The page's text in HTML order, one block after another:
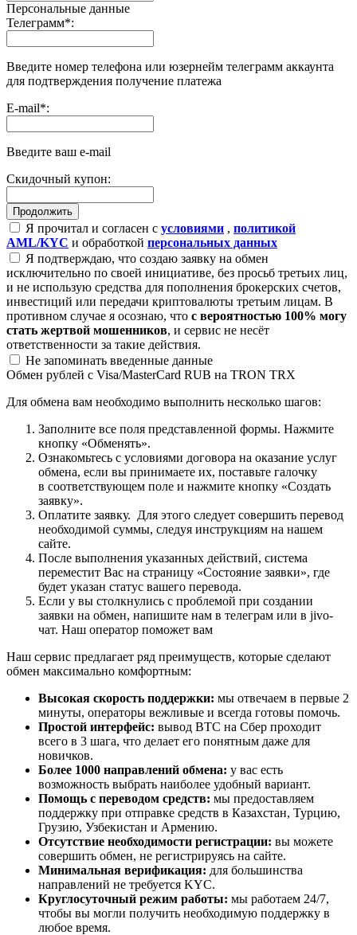
Персональные данные
Телеграмм*:
Введите номер телефона или юзернейм телеграмм аккаунта
для подтверждения получение платежа
E-mail*:
Введите ваш e-mail
Скидочный купон:
Я прочитал и согласен с условиями , политикой
AML/KYC и обработкой персональных данных
Я подтверждаю, что создаю заявку на обмен
исключительно по своей инициативе, без просьб третьих лиц,
и не использую средства для пополнения брокерских счетов,
инвестиций или передачи криптовалюты третьим лицам. В
противном случае я осознаю, что с вероятностью 100% могу
стать жертвой мошенников, и сервис не несёт
ответственности за такие действия.
Не запоминать введенные данные
Обмен рублей с Visa/MasterCard RUB на TRON TRX
Для обмена вам необходимо выполнить несколько шагов:
Заполните все поля представленной формы. Нажмите
кнопку «Обменять».
Ознакомьтесь с условиями договора на оказание услуг
обмена, если вы принимаете их, поставьте галочку
в соответствующем поле и нажмите кнопку «Создать
заявку».
Оплатите заявку. Для этого следует совершить перевод
необходимой суммы, следуя инструкциям на нашем
сайте.
После выполнения указанных действий, система
переместит Вас на страницу «Состояние заявки», где
будет указан статус вашего перевода.
Если у вы столкнулись с проблемой при создании
заявки на обмен, напишите нам в телеграм или в jivo-
чат. Наш оператор поможет вам
Наш сервис предлагает ряд преимуществ, которые сделают
обмен максимально комфортным:
Высокая скорость поддержки: мы отвечаем в первые 2
минуты, операторы вежливые и всегда готовы помочь.
Простой интерфейс: вывод BTC на Сбер проходит
всего в 3 шага, что делает его понятным даже для
новичков.
Более 1000 направлений обмена: у вас есть
возможность выбрать наиболее удобный вариант.
Помощь с переводом средств: мы предоставляем
поддержку при отправке средств в Казахстан, Турцию,
Грузию, Узбекистан и Армению.
Отсутствие необходимости регистрации: вы можете
совершить обмен, не регистрируясь на сайте.
Минимальная верификация: для большинства
направлений не требуется KYC.
Круглосуточный режим работы: мы работаем 24/7,
чтобы вы могли получить необходимую поддержку в
любое время.